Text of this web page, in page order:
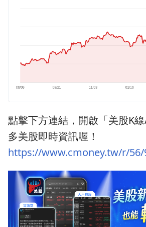
點擊下方連結，開啟「美股K
多美股即時資訊喔！
https://www.cmoney.tw/r/56/